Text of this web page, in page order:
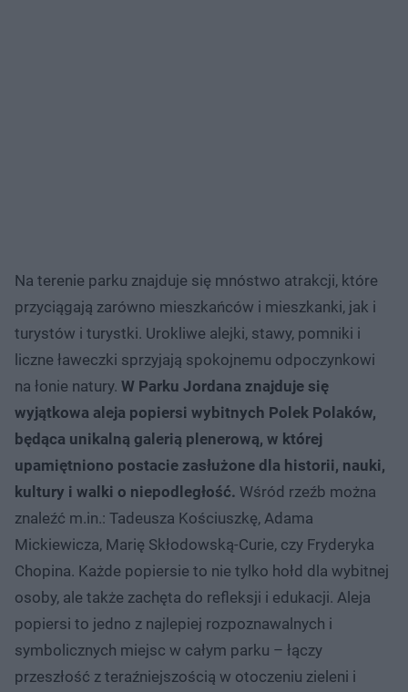
Na terenie parku znajduje się mnóstwo atrakcji, które
przyciągają zarówno mieszkańców i mieszkanki, jak i
turystów i turystki. Urokliwe alejki, stawy, pomniki i
liczne ławeczki sprzyjają spokojnemu odpoczynkowi
na łonie natury. W Parku Jordana znajduje się
wyjątkowa aleja popiersi wybitnych Polek Polaków,
będąca unikalną galerią plenerową, w której
upamiętniono postacie zasłużone dla historii, nauki,
kultury i walki o niepodległość. Wśród rzeźb można
znaleźć m.in.: Tadeusza Kościuszkę, Adama
Mickiewicza, Marię Skłodowską-Curie, czy Fryderyka
Chopina. Każde popiersie to nie tylko hołd dla wybitnej
osoby, ale także zachęta do refleksji i edukacji. Aleja
popiersi to jedno z najlepiej rozpoznawalnych i
symbolicznych miejsc w całym parku – łączy
przeszłość z teraźniejszością w otoczeniu zieleni i